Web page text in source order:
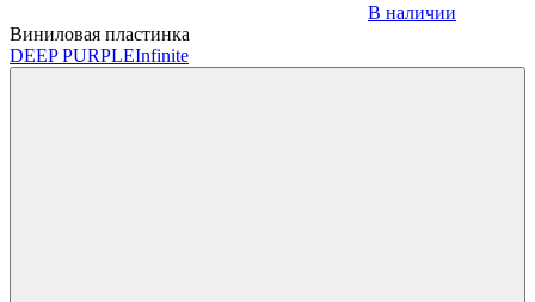
В наличии
Виниловая пластинка
DEEP PURPLEInfinite